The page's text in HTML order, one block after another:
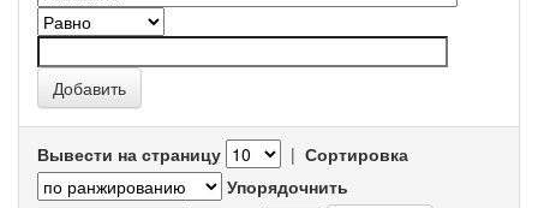
Вывести на страницу | Сортировка
Упорядочнить